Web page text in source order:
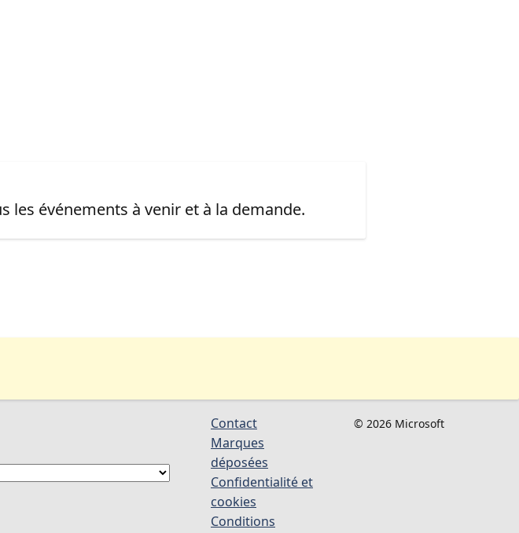
les événements à venir et à la demande.
Contact
Marques
déposées
Confidentialité et
cookies
Conditions
© 2026 Microsoft